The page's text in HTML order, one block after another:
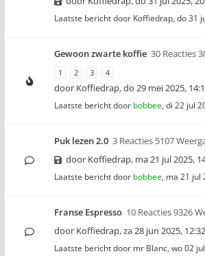
Laatste bericht door Koffiedrap, do 31
Gewoon zwarte koffie 30 Reacties
1 2 3 4
door Koffiedrap,do 29 mei 2025,
Laatste bericht door bobbee, di 22 jul
Puk lezen 2.0 3 Reacties 5107
door Koffiedrap, ma 21 jul 2025,
Laatste bericht door bobbee, ma 21 jul
Franse Espresso 10 Reacties 9326
door Koffiedrap,za 28 jun 2025, 12:32
Laatste bericht door mr Blanc, wo 02